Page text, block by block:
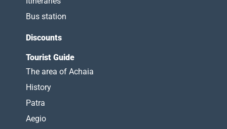
Bus station
Discounts
Tourist Guide
The area of Achaia
History
Patra
Aegio